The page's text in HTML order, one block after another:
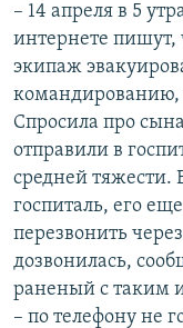
– 14 апреля в 5
интернете пишут,
экипаж
командированию,
Спросила про
отправили в
средней тяжести.
госпиталь, его
перезвонить
дозвонилась,
раненый с таким
– по телефону не